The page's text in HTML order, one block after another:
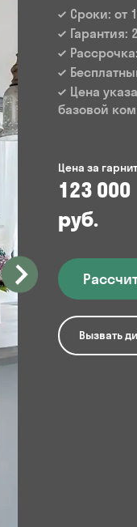
Сроки: от
Гарантия:
Цена
базовой
Цена за
123 000
руб.
Вызвать